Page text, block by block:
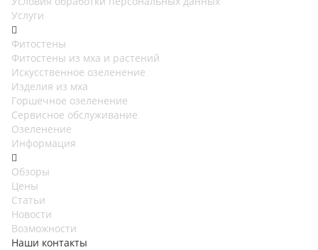
Услуги
Фитостены
Фитостены из мха и растений
Искусственное озеленение
Изделия из мха
Горшечное озеленение
Сервисное обслуживание
Озеленение
Информация
Обзоры
Цены
Статьи
Новости
Возможности
Наши контакты